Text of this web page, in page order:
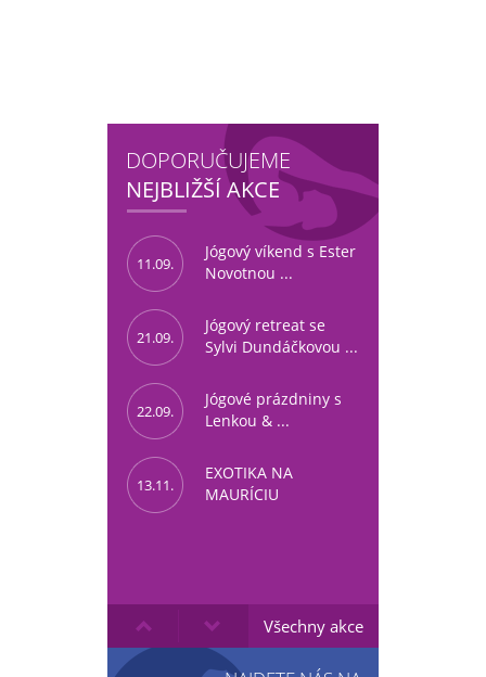
DOPORUČUJEME
NEJBLIŽŠÍ AKCE
11.09.
Jógový víkend s Ester
Novotnou ...
21.09.
Jógový retreat se
Sylvi Dundáčkovou ...
22.09.
Jógové prázdniny s
Lenkou & ...
13.11.
EXOTIKA NA
MAURÍCIU
Všechny akce